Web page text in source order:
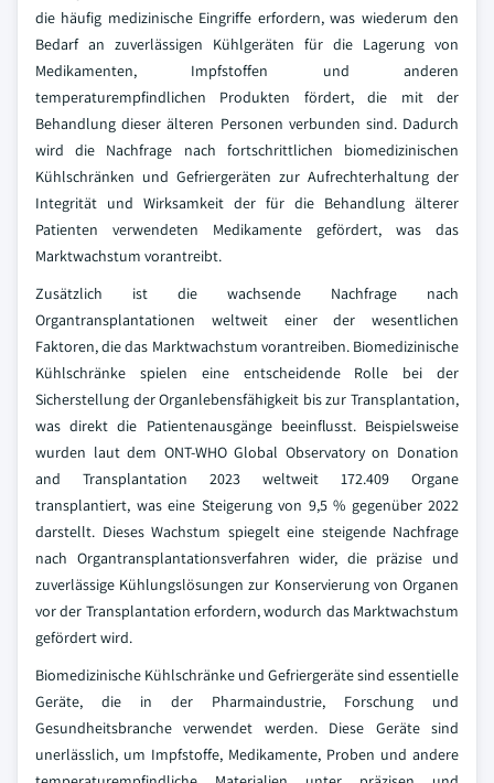
die häufig medizinische Eingriffe erfordern, was wiederum den
Bedarf an zuverlässigen Kühlgeräten für die Lagerung von
Medikamenten, Impfstoffen und anderen
temperaturempfindlichen Produkten fördert, die mit der
Behandlung dieser älteren Personen verbunden sind. Dadurch
wird die Nachfrage nach fortschrittlichen biomedizinischen
Kühlschränken und Gefriergeräten zur Aufrechterhaltung der
Integrität und Wirksamkeit der für die Behandlung älterer
Patienten verwendeten Medikamente gefördert, was das
Marktwachstum vorantreibt.
Zusätzlich ist die wachsende Nachfrage nach
Organtransplantationen weltweit einer der wesentlichen
Faktoren, die das Marktwachstum vorantreiben. Biomedizinische
Kühlschränke spielen eine entscheidende Rolle bei der
Sicherstellung der Organlebensfähigkeit bis zur Transplantation,
was direkt die Patientenausgänge beeinflusst. Beispielsweise
wurden laut dem ONT-WHO Global Observatory on Donation
and Transplantation 2023 weltweit 172.409 Organe
transplantiert, was eine Steigerung von 9,5 % gegenüber 2022
darstellt. Dieses Wachstum spiegelt eine steigende Nachfrage
nach Organtransplantationsverfahren wider, die präzise und
zuverlässige Kühlungslösungen zur Konservierung von Organen
vor der Transplantation erfordern, wodurch das Marktwachstum
gefördert wird.
Biomedizinische Kühlschränke und Gefriergeräte sind essentielle
Geräte, die in der Pharmaindustrie, Forschung und
Gesundheitsbranche verwendet werden. Diese Geräte sind
unerlässlich, um Impfstoffe, Medikamente, Proben und andere